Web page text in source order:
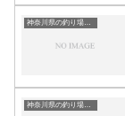
神奈川県の釣り場一覧
神奈川県の釣り場一覧